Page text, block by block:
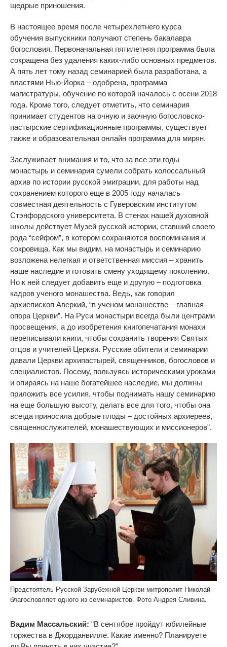
щедрые приношения.
В настоящее время после четырехлетнего курса
обучения выпускники получают степень бакалавра
богословия. Первоначальная пятилетняя программа была
сокращена без удаления каких-либо основных предметов.
А пять лет тому назад семинарией была разработана, а
властями Нью-Йорка – одобрена, программа
магистратуры, обучение по которой началось с осени 2018
года. Кроме того, следует отметить, что семинария
принимает студентов на очную и заочную богословско-
пастырские сертификационные программы, существует
также и образовательная онлайн программа для мирян.
Заслуживает внимания и то, что за все эти годы
монастырь и семинария сумели собрать колоссальный
архив по истории русской эмиграции, для работы над
сохранением которого еще в 2005 году началась
совместная деятельность с Гуверовским институтом
Стэнфордского университета. В стенах нашей духовной
школы действует Музей русской истории, ставший своего
рода “сейфом”, в котором сохраняются воспоминания и
сокровища. Как мы видим, на монастырь и семинарию
возложена нелегкая и ответственная миссия – хранить
наше наследие и готовить смену уходящему поколению.
Но к ней следует добавить еще и другую – подготовка
кадров ученого монашества. Ведь, как говорил
архиепископ Аверкий, “в ученом монашестве – главная
опора Церкви”. На Руси монастыри всегда были центрами
просвещения, а до изобретения книгопечатания монахи
переписывали книги, чтобы сохранить творения Святых
отцов и учителей Церкви. Русские обители и семинарии
давали Церкви архипастырей, священников, богословов и
специалистов. Посему, пользуясь историческими уроками
и опираясь на наше богатейшее наследие, мы должны
приложить все усилия, чтобы поднимать нашу семинарию
на еще большую высоту, делать все для того, чтобы она
всегда приносила добрые плоды – достойных архиереев,
священнослужителей, монашествующих и миссионеров”.
Предстоятель Русской Зарубежной Церкви митрополит Николай
благословляет одного из семинаристов. Фото Андрея Сливина.
Вадим Массальский: “В сентябре пройдут юбилейные
торжества в Джорданвилле. Какие именно? Планируете